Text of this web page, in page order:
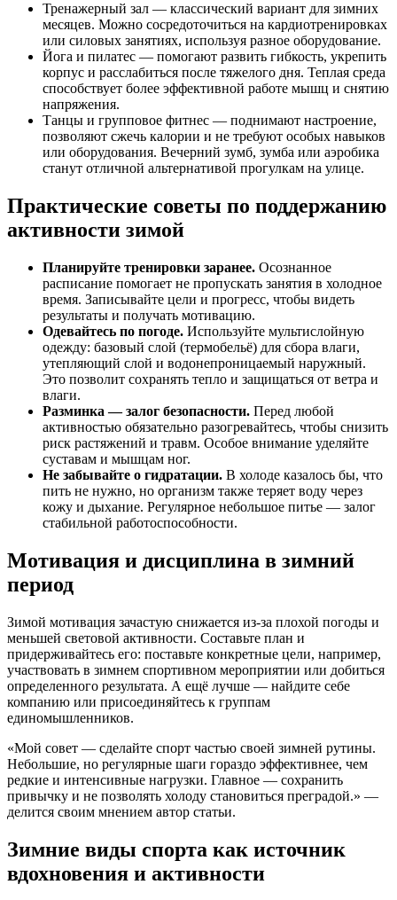
Тренажерный зал — классический вариант для зимних
месяцев. Можно сосредоточиться на кардиотренировках
или силовых занятиях, используя разное оборудование.
Йога и пилатес — помогают развить гибкость, укрепить
корпус и расслабиться после тяжелого дня. Теплая среда
способствует более эффективной работе мышц и снятию
напряжения.
Танцы и групповое фитнес — поднимают настроение,
позволяют сжечь калории и не требуют особых навыков
или оборудования. Вечерний зумб, зумба или аэробика
станут отличной альтернативой прогулкам на улице.
Практические советы по поддержанию
активности зимой
Планируйте тренировки заранее. Осознанное
расписание помогает не пропускать занятия в холодное
время. Записывайте цели и прогресс, чтобы видеть
результаты и получать мотивацию.
Одевайтесь по погоде. Используйте мультислойную
одежду: базовый слой (термобельё) для сбора влаги,
утепляющий слой и водонепроницаемый наружный.
Это позволит сохранять тепло и защищаться от ветра и
влаги.
Разминка — залог безопасности. Перед любой
активностью обязательно разогревайтесь, чтобы снизить
риск растяжений и травм. Особое внимание уделяйте
суставам и мышцам ног.
Не забывайте о гидратации. В холоде казалось бы, что
пить не нужно, но организм также теряет воду через
кожу и дыхание. Регулярное небольшое питье — залог
стабильной работоспособности.
Мотивация и дисциплина в зимний
период
Зимой мотивация зачастую снижается из-за плохой погоды и
меньшей световой активности. Составьте план и
придерживайтесь его: поставьте конкретные цели, например,
участвовать в зимнем спортивном мероприятии или добиться
определенного результата. А ещё лучше — найдите себе
компанию или присоединяйтесь к группам
единомышленников.
«Мой совет — сделайте спорт частью своей зимней рутины.
Небольшие, но регулярные шаги гораздо эффективнее, чем
редкие и интенсивные нагрузки. Главное — сохранить
привычку и не позволять холоду становиться преградой.» —
делится своим мнением автор статьи.
Зимние виды спорта как источник
вдохновения и активности